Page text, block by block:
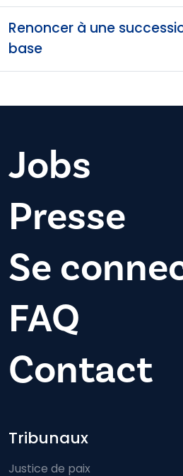
Renoncer à une
base
Jobs
Presse
Se
FAQ
Contact
Footer-menu
Tribunaux
Justice de paix